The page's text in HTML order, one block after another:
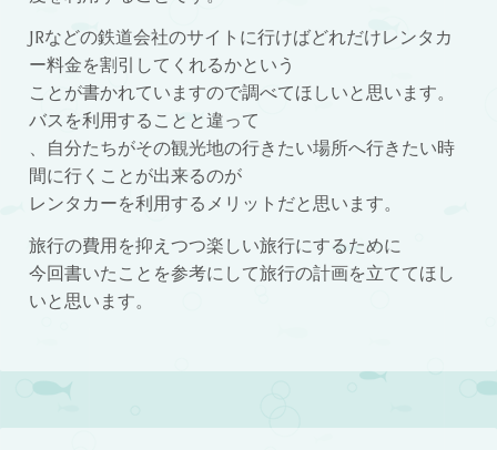
JRなどの鉄道会社のサイトに行けばどれだけレンタカ
ー料金を割引してくれるかという
ことが書かれていますので調べてほしいと思います。
バスを利用することと違って
、自分たちがその観光地の行きたい場所へ行きたい時
間に行くことが出来るのが
レンタカーを利用するメリットだと思います。
旅行の費用を抑えつつ楽しい旅行にするために
今回書いたことを参考にして旅行の計画を立ててほし
いと思います。